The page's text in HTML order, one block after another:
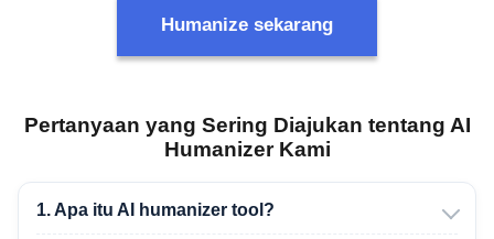
Humanize sekarang
Pertanyaan yang Sering Diajukan tentang AI
Humanizer Kami
1. Apa itu AI humanizer tool?